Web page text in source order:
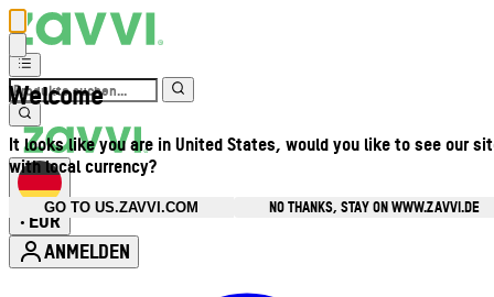
Welcome
It looks like you are in United States, would you like to see our
with local currency?
GO TO US.ZAVVI.COM
NO THANKS, STAY ON WWW.ZAVVI.DE
• EUR
ANMELDEN